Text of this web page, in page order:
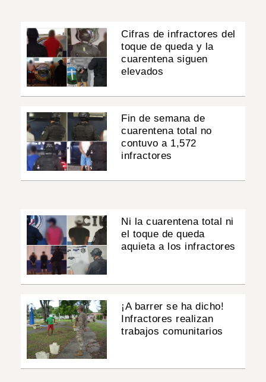
Cifras de infractores del
toque de queda y la
cuarentena siguen
elevados
Fin de semana de
cuarentena total no
contuvo a 1,572
infractores
Ni la cuarentena total ni
el toque de queda
aquieta a los infractores
¡A barrer se ha dicho!
Infractores realizan
trabajos comunitarios